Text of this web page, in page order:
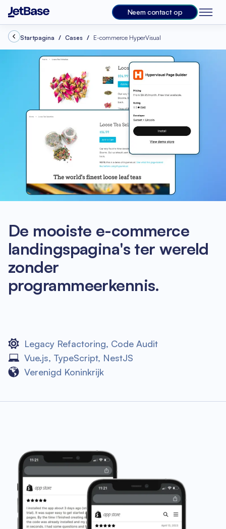
Neem contact op
De mooiste e-commerce
landingspagina's ter wereld
zonder
programmeerkennis.
Legacy Refactoring, Code Audit
Vue.js, TypeScript, NestJS
Verenigd Koninkrijk
Startpagina Cases E-commerce HyperVisual